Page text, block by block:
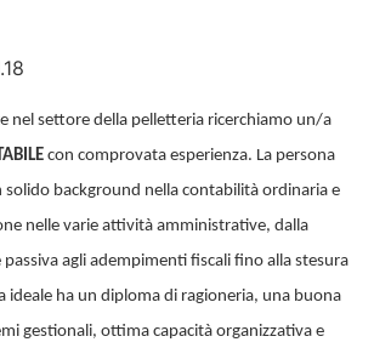
nel settore della pelletteria ricerchiamo un/a
con comprovata esperienza. La persona
solido background nella contabilità ordinaria e
nelle varie attività amministrative, dalla
agli adempimenti fiscali fino alla stesura
ideale ha un diploma di ragioneria, una buona
gestionali, ottima capacità organizzativa e